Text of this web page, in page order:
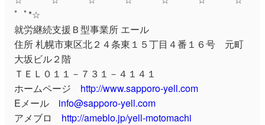
゜ﾟ*☆
就労継続支援Ｂ型事業所 エール
住所 札幌市東区北２４条東１５丁目４番１６号 元町
大坂ビル２階
ＴＥＬ０１１－７３１－４１４１
ホームページ http://www.sapporo-yell.com
Eメール info@sapporo-yell.com
アメブロ http://ameblo.jp/yell-motomachi